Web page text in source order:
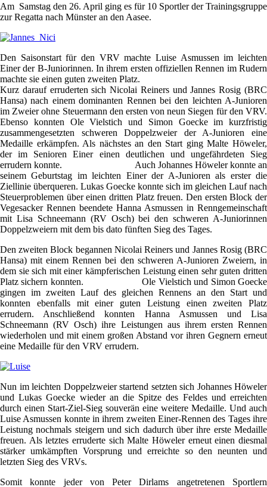
Am Samstag den 26. April ging es für 10 Sportler der Trainingsgruppe
zur Regatta nach Münster an den Aasee.
Den Saisonstart für den VRV machte Luise Asmussen im leichten
Einer der B-Juniorinnen. In ihrem ersten offiziellen Rennen im Rudern
machte sie einen guten zweiten Platz.
Kurz darauf erruderten sich Nicolai Reiners und Jannes Rosig (BRC
Hansa) nach einem dominanten Rennen bei den leichten A-Junioren
im Zweier ohne Steuermann den ersten von neun Siegen für den VRV.
Ebenso konnten Ole Vielstich und Simon Goecke im kurzfristig
zusammengesetzten schweren Doppelzweier der A-Junioren eine
Medaille erkämpfen. Als nächstes an den Start ging Malte Höweler,
der im Senioren Einer einen deutlichen und ungefährdeten Sieg
errudern konnte. Auch Johannes Höweler konnte an
seinem Geburtstag im leichten Einer der A-Junioren als erster die
Ziellinie überqueren. Lukas Goecke konnte sich im gleichen Lauf nach
Steuerproblemen über einen dritten Platz freuen. Den ersten Block der
Vegesacker Rennen beendete Hanna Asmussen in Renngemeinschaft
mit Lisa Schneemann (RV Osch) bei den schweren A-Juniorinnen
Doppelzweiern mit dem bis dato fünften Sieg des Tages.
Den zweiten Block begannen Nicolai Reiners und Jannes Rosig (BRC
Hansa) mit einem Rennen bei den schweren A-Junioren Zweiern, in
dem sie sich mit einer kämpferischen Leistung einen sehr guten dritten
Platz sichern konnten. Ole Vielstich und Simon Goecke
gingen im zweiten Lauf des gleichen Rennens an den Start und
konnten ebenfalls mit einer guten Leistung einen zweiten Platz
errudern. Anschließend konnten Hanna Asmussen und Lisa
Schneemann (RV Osch) ihre Leistungen aus ihrem ersten Rennen
wiederholen und mit einem großen Abstand vor ihren Gegnern erneut
eine Medaille für den VRV errudern.
Nun im leichten Doppelzweier startend setzten sich Johannes Höweler
und Lukas Goecke wieder an die Spitze des Feldes und erreichten
durch einen Start-Ziel-Sieg souverän eine weitere Medaille. Und auch
Luise Asmussen konnte in ihrem zweiten Einer-Rennen des Tages ihre
Leistung nochmals steigern und sich dadurch über ihre erste Medaille
freuen. Als letztes erruderte sich Malte Höweler erneut einen diesmal
stärker umkämpften Vorsprung und erreichte so den neunten und
letzten Sieg des VRVs.
Somit konnte jeder von Peter Dirlams angetretenen Sportlern